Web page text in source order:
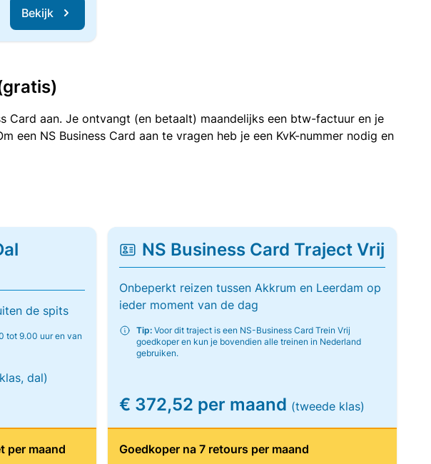
Bekijk
Card aan. Je ontvangt (en betaalt) maandelijks een btw-factuur en je
een NS Business Card aan te vragen heb je een KvK-nummer nodig en
de spits
tot 9.00 uur en van
dal)
per maand
NS Business Card Traject Vrij
Onbeperkt reizen tussen Akkrum en Leerdam op
ieder moment van de dag
Tip:Voor dit traject is een NS-Business Card Trein Vrij
goedkoper en kun je bovendien alle treinen in Nederland
gebruiken.
€ 372,52 per maand (tweede klas)
Goedkoper na 7 retours per maand